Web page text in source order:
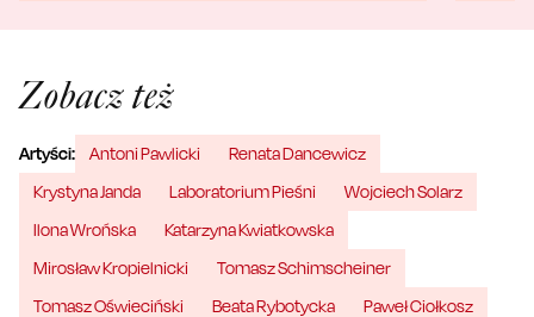
Zobacz też
Artyści: Antoni Pawlicki
Renata Dancewicz
Krystyna Janda
Laboratorium Pieśni
Wojciech Solarz
Ilona Wrońska
Katarzyna Kwiatkowska
Mirosław Kropielnicki
Tomasz Schimscheiner
Tomasz Oświeciński
Beata Rybotycka
Paweł Ciołkosz